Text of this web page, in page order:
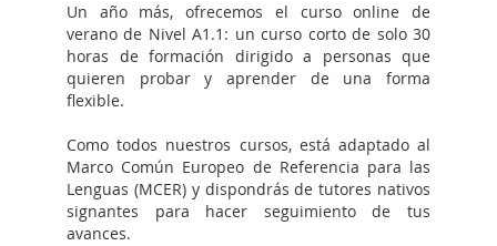
Un año más, ofrecemos el curso online de
verano de Nivel A1.1: un curso corto de solo 30
horas de formación dirigido a personas que
quieren probar y aprender de una forma
flexible.
Como todos nuestros cursos, está adaptado al
Marco Común Europeo de Referencia para las
Lenguas (MCER) y dispondrás de tutores nativos
signantes para hacer seguimiento de tus
avances.